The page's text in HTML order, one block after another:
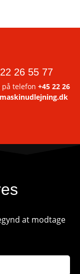
26 55 77
telefon +45 22 26
at modtage